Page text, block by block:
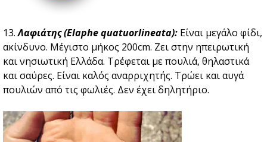
13.Λαφιάτης (Elaphe quatuorlineata): Είναι μεγάλο φίδι,
ακίνδυνο. Μέγιστο μήκος 200cm. Ζει στην ηπειρωτική
και νησιωτική Ελλάδα. Τρέφεται με πουλιά, θηλαστικά
και σαύρες. Είναι καλός αναρριχητής. Τρώει και αυγά
πουλιών από τις φωλιές. Δεν έχει δηλητήριο.